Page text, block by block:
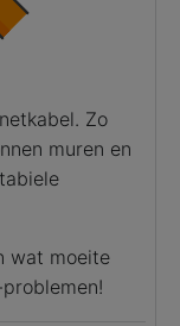
Zo
muren en
wat moeite